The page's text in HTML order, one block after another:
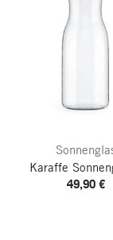
Karaffe
49,90 €